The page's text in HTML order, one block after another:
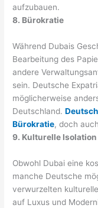
aufzubauen.
8. Bürokratie
Während Dubais
Bearbeitung des
andere
sein. Deutsche
möglicherweise
Deutschland.
Bürokratie, doch
9. Kulturelle Isolation
Obwohl Dubai eine
manche Deutsche
verwurzelten
auf Luxus und